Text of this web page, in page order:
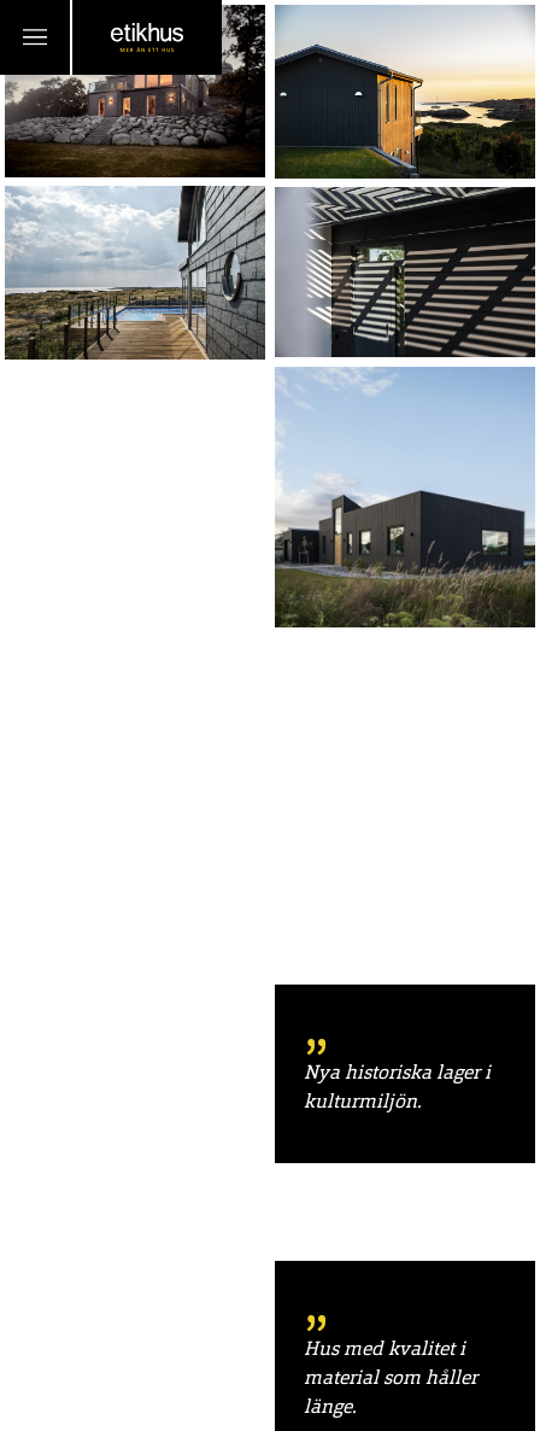
Nya historiska lager i
kulturmiljön.
Hus med kvalitet i
material som håller
länge.